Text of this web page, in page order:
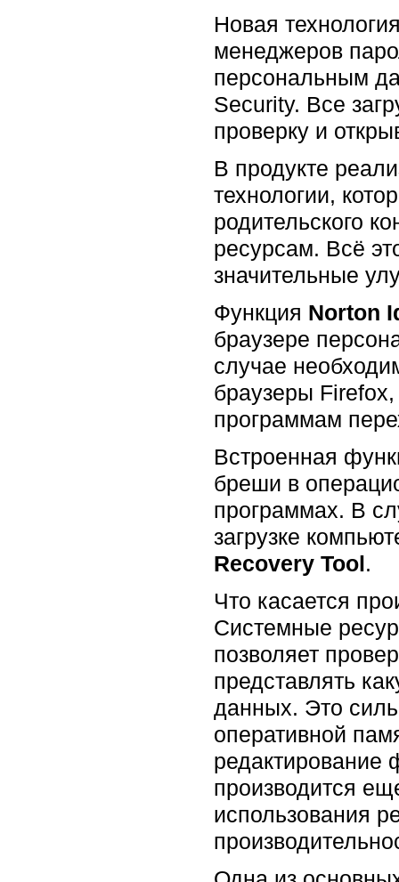
Новая
менеджеров
персональным
Security. Все
проверку и
В продукте
технологии,
родительского
ресурсам. Всё
значительные
Функция Norton
браузере
случае
браузеры
программам
Встроенная
бреши в
программах. В
загрузке
Recovery Tool.
Что касается
Системные
позволяет
представлять
данных. Это
оперативной
редактирование
производится
использования